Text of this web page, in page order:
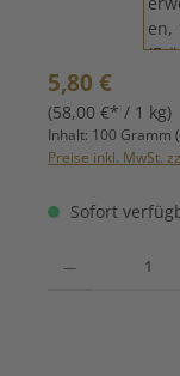
Regulärer Preis:
5,80 €
(58,00 €* / 1 kg)
Inhalt: 100 Gramm
Preise inkl. MwSt.
Sofort